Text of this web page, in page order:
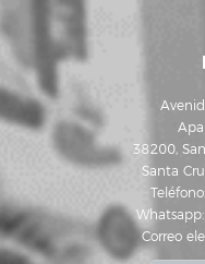
38200,
Santa
Whatsapp:
Correo